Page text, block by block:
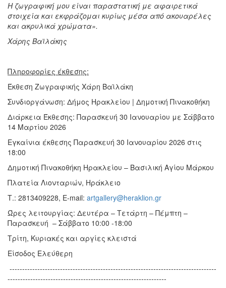
Η ζωγραφική μου είναι παραστατική με αφαιρετικά
στοιχεία και εκφράζομαι κυρίως μέσα από ακουαρέλες
και ακρυλικά χρώματα».
Χάρης Βαϊλάκης
Πληροφορίες έκθεσης:
Έκθεση Ζωγραφικής Χάρη Βαϊλάκη
Συνδιοργάνωση: Δήμος Ηρακλείου | Δημοτική Πινακοθήκη
Διάρκεια Έκθεσης: Παρασκευή 30 Ιανουαρίου με Σάββατο
14 Μαρτίου 2026
Εγκαίνια έκθεσης Παρασκευή 30 Ιανουαρίου 2026 στις
18:00
Δημοτική Πινακοθήκη Ηρακλείου – Βασιλική Αγίου Μάρκου
Πλατεία Λιονταριών, Ηράκλειο
Τ.: 2813409228, E-mail: artgallery@heraklion.gr
Ώρες λειτουργίας: Δευτέρα – Τετάρτη – Πέμπτη –
Παρασκευή – Σάββατο 10:00 -18:00
Τρίτη, Κυριακές και αργίες κλειστά
Είσοδος Ελεύθερη
----------------------------------------------------------------------------------
---------------------------------------------------------------